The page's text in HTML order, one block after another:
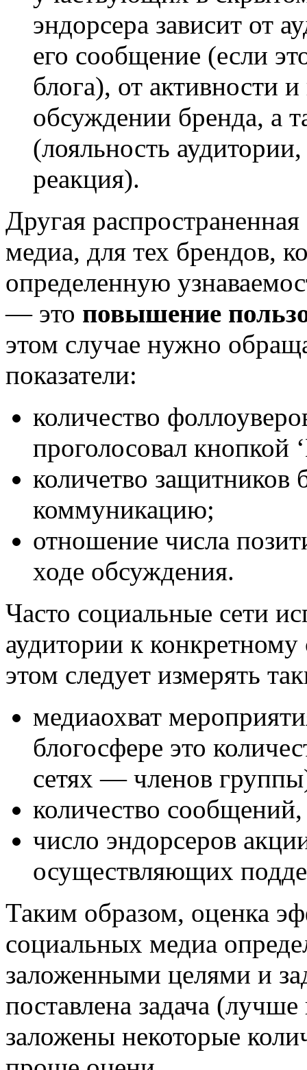
эндорсера зависит от
его сообщение (если
блога), от активности
обсуждении бренда, а
(лояльность
реакция).
Другая
медиа, для тех брендов,
определенную
— это повышение
этом случае нужно
показатели:
количество
проголосовал кнопкой
количетво защитников
коммуникацию;
отношение числа
ходе обсуждения.
Часто социальные сети
аудитории к
этом следует измерять
медиаохват
блогосфере это
сетях — членов
количество
число эндорсеров
осуществляющих
Таким образом, оценка
социальных медиа
заложенными целями и
поставлена задача
заложены некоторые